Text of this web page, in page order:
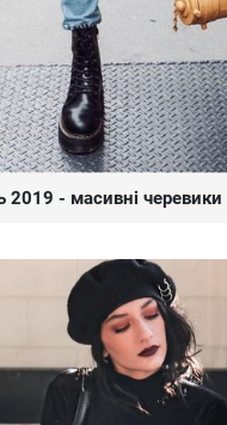
2019 - масивні черевики